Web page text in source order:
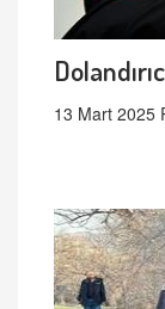
13 Mart 2025